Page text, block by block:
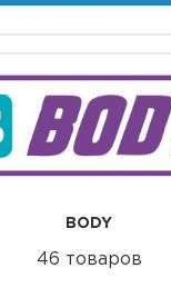
BODY
46 товаров